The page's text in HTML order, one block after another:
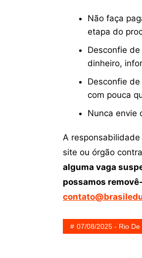
Não faça
etapa do
Desconfie
dinheiro,
Desconfie
com pouca
Nunca envie
A
site ou órgão
alguma vaga
possamos
07/08/2025 - Rio